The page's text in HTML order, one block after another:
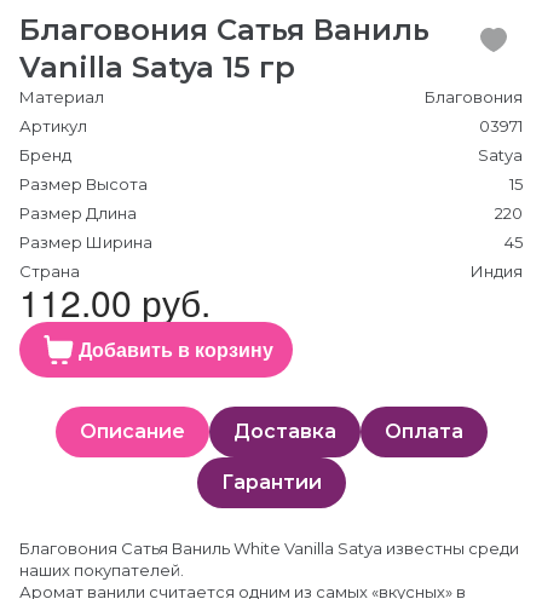
Благовония Сатья Ваниль
Vanilla Satya 15 гр
Материал
Благовония
Артикул
03971
Бренд
Satya
Размер Высота
15
Размер Длина
220
Размер Ширина
45
Страна
Индия
112.00 руб.
Добавить в корзину
Описание Доставка Оплата
Гарантии
Благовония Сатья Ваниль White Vanilla Satya известны среди
наших покупателей.
Аромат ванили считается одним из самых «вкусных» в